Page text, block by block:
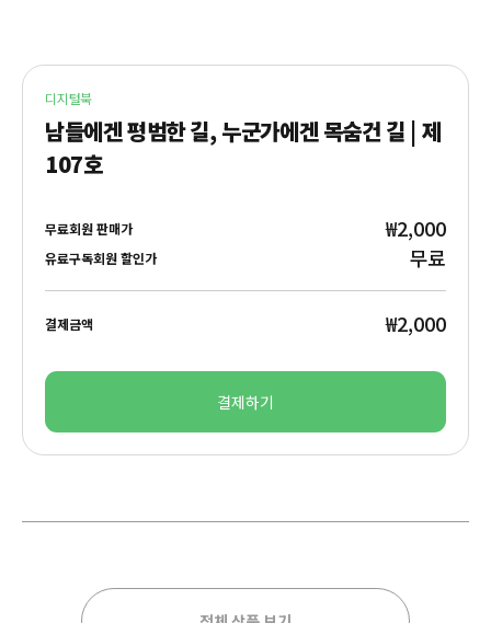
디지털북
남들에겐 평범한 길, 누군가에겐 목숨건 길 | 제
107호
무료회원 판매가 ₩2,000
유료구독회원 할인가 무료
결제금액 ₩2,000
결제하기